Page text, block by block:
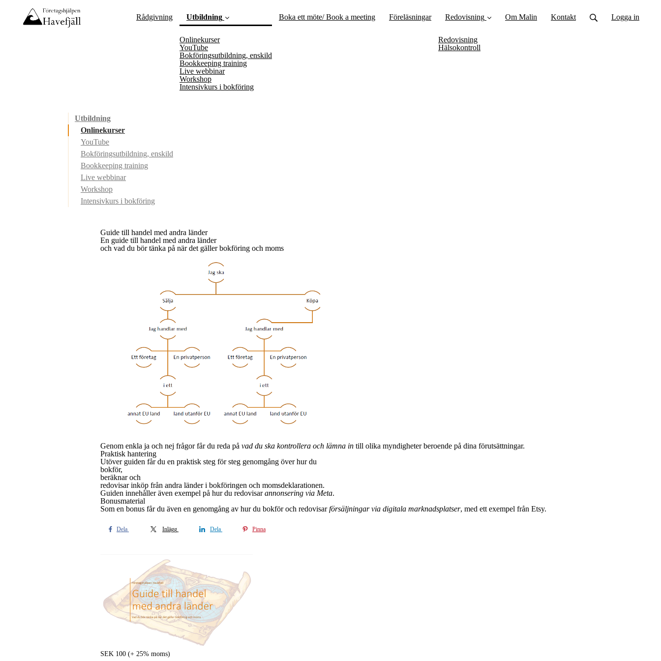
Rådgivning Utbildning
Onlinekurser(current)
YouTube
Bokföringsutbildning, enskild
Bookkeeping training
Live webbinar
Workshop
Intensivkurs i bokföring
Boka ett möte/ Book a meeting Föreläsningar Redovisning
Redovisning
Hälsokontroll
Om Malin Kontakt Logga in
Utbildning
Onlinekurser
YouTube
Bokföringsutbildning, enskild
Bookkeeping training
Live webbinar
Workshop
Intensivkurs i bokföring
Guide till handel med andra länder
En guide till handel med andra länder
och vad du bör tänka på när det gäller bokföring och moms
Genom enkla ja och nej frågor får du reda på vad du ska kontrollera och lämna in till olika myndigheter beroende på dina förutsättningar.
Praktisk hantering
Utöver guiden får du en praktisk steg för steg genomgång över hur du
bokför,
beräknar och
redovisar inköp från andra länder i bokföringen och momsdeklarationen.
Guiden innehåller även exempel på hur du redovisarannonsering via Meta.
Bonusmaterial
Som en bonus får du även en genomgång av hur du bokför och redovisarförsäljningar via digitala marknadsplatser, med ett exempel från Etsy.
Dela Inlägg Dela Pinna
SEK 100 (+ 25% moms)